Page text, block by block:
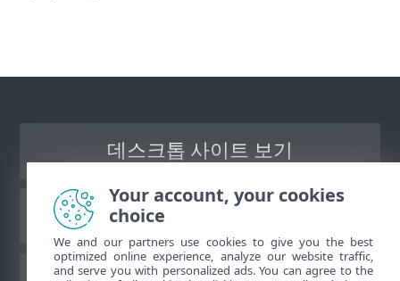
데스크톱 사이트 보기
ESET 지식 베이스
Your account, your cookies
choice
We and our partners use cookies to give you the best
optimized online experience, analyze our website traffic,
and serve you with personalized ads. You can agree to the